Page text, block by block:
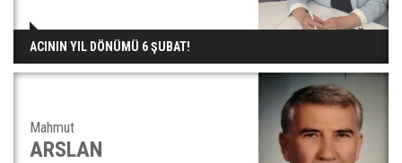
ACININ YIL DÖNÜMÜ 6 ŞUBAT!
Mahmut
ARSLAN